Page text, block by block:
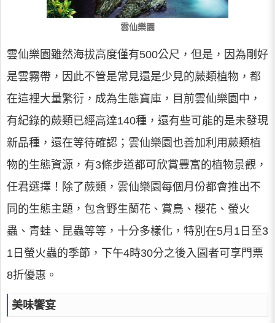
雲仙樂園
雲仙樂園雖然海拔高度僅有500公尺，但是，因為剛好
是雲霧帶，因此不管是常見還是少見的蕨類植物，都
在這裡大量繁衍，成為生態寶庫，目前雲仙樂園中，
有紀錄的蕨類已經高達140種，還有些可能的是未發現
新品種，還在等待確認；雲仙樂園也善加利用蕨類植
物的生態資源，有3條步道都可欣賞豐富的植物景觀，
任君選擇！除了蕨類，雲仙樂園每個月份都會推出不
同的生態主題，包含野生蘭花、賞鳥、櫻花、螢火
蟲、青蛙、昆蟲等等，十分多樣化，特別在5月1日至3
1日螢火蟲的季節，下午4時30分之後入園者可享門票
8折優惠。
美味饗宴